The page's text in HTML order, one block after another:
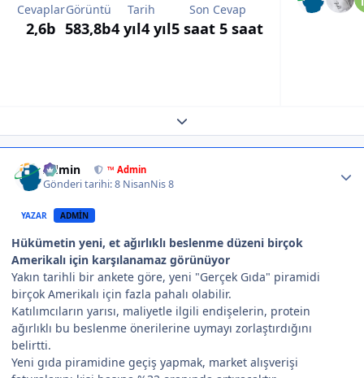
Cevaplar
2,6b
Görüntü
583,8b
Tarih
4 yıl4 yıl
Son Cevap
5 saat 5 saat
Expand topic overview
Admin ™ Admin
Gönderi tarihi:8 NisanNis 8
YAZAR ADMIN
Hükümetin yeni, et ağırlıklı beslenme düzeni birçok
Amerikalı için karşılanamaz görünüyor
Yakın tarihli bir ankete göre, yeni "Gerçek Gıda" piramidi
birçok Amerikalı için fazla pahalı olabilir.
Katılımcıların yarısı, maliyetle ilgili endişelerin, protein
ağırlıklı bu beslenme önerilerine uymayı zorlaştırdığını
belirtti.
Yeni gıda piramidine geçiş yapmak, market alışverişi